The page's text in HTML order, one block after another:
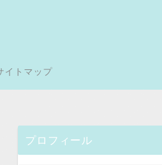
イトマップ
プロフィール